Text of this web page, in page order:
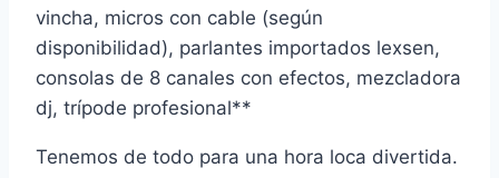
vincha, micros con cable (según
disponibilidad), parlantes importados lexsen,
consolas de 8 canales con efectos, mezcladora
dj, trípode profesional**
Tenemos de todo para una hora loca divertida.